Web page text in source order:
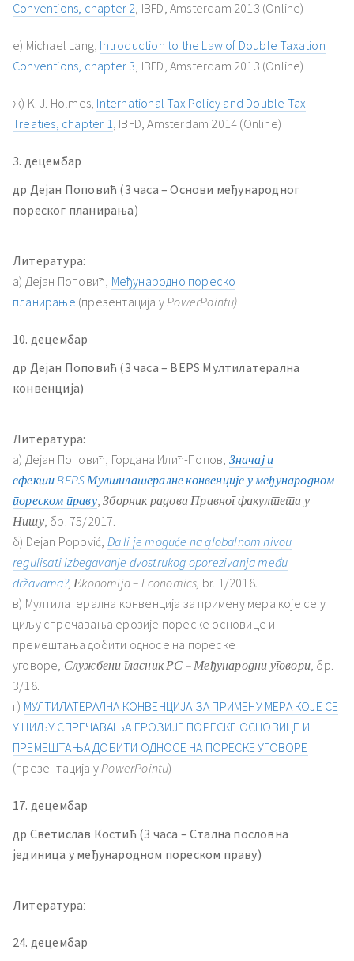
Conventions, chapter 2 , IBFD, Amsterdam 2013 (Online)
е) Michael Lang, Introduction to the Law of Double Taxation
Conventions, chapter 3 , IBFD, Amsterdam 2013 (Online)
ж) K. J. Holmes, International Tax Policy and Double Tax
Treaties, chapter 1 , IBFD, Amsterdam 2014 (Online)
3. децембар
др Дејан Поповић (3 часа – Основи међународног
пореског планирања)
Литература:
a) Дејан Поповић, Међународно пореско
планирање (презентација у PowerPointu)
10. децембар
др Дејан Поповић (3 часа – BEPS Мултилатерална
конвенција)
Литература:
a) Дејан Поповић, Гордана Илић-Попов, Значај и
ефекти BEPS Мултилатералне конвенције у међународном
пореском праву,Зборник радова Правног факултета у
Нишу, бр. 75/2017.
б) Dejan Popović, Da li je moguće na globalnom nivou
regulisati izbegavanje dvostrukog oporezivanja među
državama?, Еkonomija – Economics, br. 1/2018.
в) Мултилатерална конвенција за примену мера које се у
циљу спречавања ерозије пореске основице и
премештања добити односе на пореске
уговоре, Службени гласник РС – Међународни уговори , бр.
3/18.
г) МУЛТИЛАТЕРАЛНА КОНВЕНЦИЈА ЗА ПРИМЕНУ МЕРА КОЈЕ СЕ
У ЦИЉУ СПРЕЧАВАЊА ЕРОЗИЈЕ ПОРЕСКЕ ОСНОВИЦЕ И
ПРЕМЕШТАЊА ДОБИТИ ОДНОСЕ НА ПОРЕСКЕ УГОВОРЕ
(презентација у PowerPointu)
17. децембар
др Светислав Костић (3 часа – Стална пословна
јединица у међународном пореском праву)
Литература:
24. децембар